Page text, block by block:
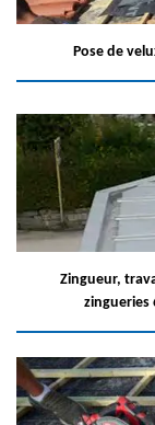
Pose de
Zingueur,
zingueries